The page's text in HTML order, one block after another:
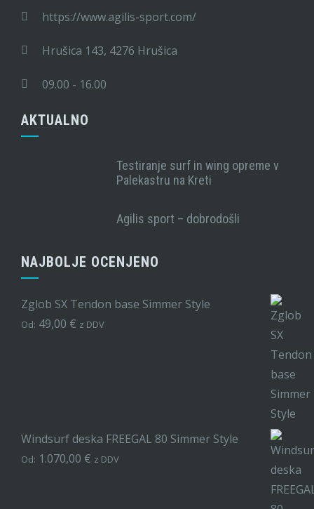
https://www.agilis-sport.com/
Hrušica 143, 4276 Hrušica
09.00 - 16.00
AKTUALNO
Testiranje surf in wing opreme v
Palekastru na Kreti
Agilis sport – dobrodošli
NAJBOLJE OCENJENO
Zglob SX Tendon base Simmer Style
Od: 49,00 € z DDV
Windsurf deska FREEGAL 80 Simmer Style
Od: 1.070,00 € z DDV